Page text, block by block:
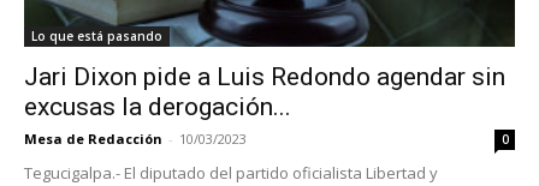
Lo que está pasando
Jari Dixon pide a Luis Redondo agendar sin
excusas la derogación...
Mesa de Redacción - 10/03/2023 0
Tegucigalpa.- El diputado del partido oficialista Libertad y